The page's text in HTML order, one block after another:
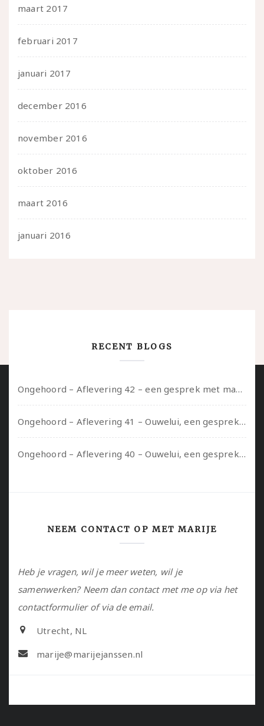
maart 2017
februari 2017
januari 2017
december 2016
november 2016
oktober 2016
maart 2016
januari 2016
RECENT BLOGS
Ongehoord – Aflevering 42 – een gesprek met marijn over seksueel opbloeien, het ouderschap uitvinden en verschillende leeftijden in je mee dragen
Ongehoord – Aflevering 41 – Ouwelui, een gesprek met Marcelle over polyamorie op latere leeftijd, (mantel)zorg voor je partners en seksueel plezier.
Ongehoord – Aflevering 40 – Ouwelui, een gesprek met Sadie Lune over vormende relaties en de geschiedenis van de queer pornobeweging
NEEM CONTACT OP MET MARIJE
Heb je vragen, wil je meer weten, wil je
samenwerken? Neem dan contact met me op via het
contactformulier of via de email.
Utrecht, NL
marije@marijejanssen.nl